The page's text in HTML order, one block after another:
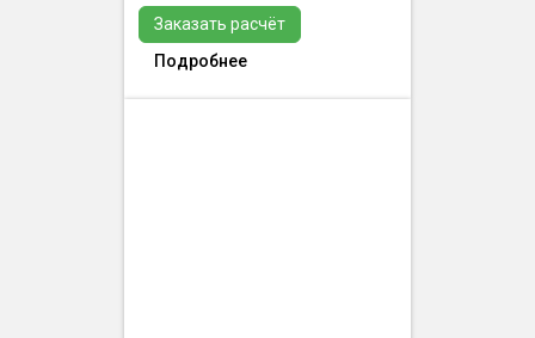
Заказать расчёт
Подробнее